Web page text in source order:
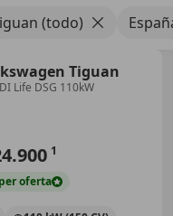
(todo)
Tiguan
Life DSG 110kW
1
oferta